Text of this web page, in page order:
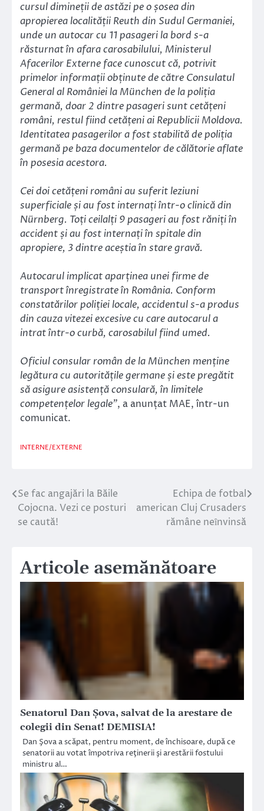
cursul dimineții de astăzi pe o șosea din
apropierea localității Reuth din Sudul Germaniei,
unde un autocar cu 11 pasageri la bord s-a
răsturnat în afara carosabilului, Ministerul
Afacerilor Externe face cunoscut că, potrivit
primelor informații obținute de către Consulatul
General al României la München de la poliția
germană, doar 2 dintre pasageri sunt cetățeni
români, restul fiind cetățeni ai Republicii Moldova.
Identitatea pasagerilor a fost stabilită de poliția
germană pe baza documentelor de călătorie aflate
în posesia acestora.
Cei doi cetățeni români au suferit leziuni
superficiale și au fost internați într-o clinică din
Nürnberg. Toți ceilalți 9 pasageri au fost răniți în
accident și au fost internați în spitale din
apropiere, 3 dintre aceștia în stare gravă.
Autocarul implicat aparținea unei firme de
transport înregistrate în România. Conform
constatărilor poliției locale, accidentul s-a produs
din cauza vitezei excesive cu care autocarul a
intrat într-o curbă, carosabilul fiind umed.
Oficiul consular român de la München menține
legătura cu autoritățile germane și este pregătit
să asigure asistență consulară, în limitele
competențelor legale”, a anunțat MAE, într-un
comunicat.
INTERNE/EXTERNE
Navigare
în
Se fac angajări la Băile
Cojocna. Vezi ce posturi
se caută!
Echipa de fotbal
american Cluj Crusaders
rămâne neȋnvinsă
Articole asemănătoare
Senatorul Dan Șova, salvat de la arestare de
colegii din Senat! DEMISIA!
Dan Şova a scăpat, pentru moment, de închisoare, după ce
senatorii au votat împotriva reţinerii şi arestării fostului
ministru al…